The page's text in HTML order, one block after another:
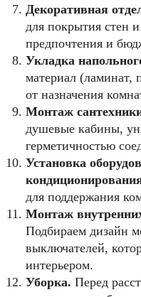
Декоративная
для покрытия стен
предпочтения и
Укладка
материал (ламинат,
от назначения
Монтаж
душевые кабины,
герметичностью
Установка
для поддержания
Монтаж
Подбираем дизайн
выключателей,
интерьером.
Уборка. Перед